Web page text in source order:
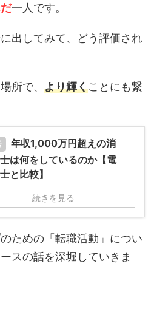
一人です。
出してみて、どう評価され
所で、 より輝くことにも繋
年収1,000万円超えの消
は何をしているのか【電
と比較】
続きを見る
ための「転職活動」につい
スの話を深堀していきま